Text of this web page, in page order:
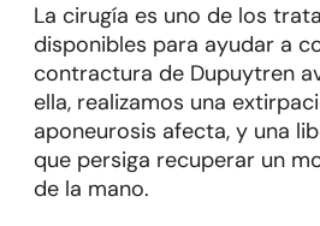
La cirugía es uno de los
disponibles para ayudar a
contractura de Dupuytren
ella, realizamos una
aponeurosis afecta, y una
que persiga recuperar un
de la mano.